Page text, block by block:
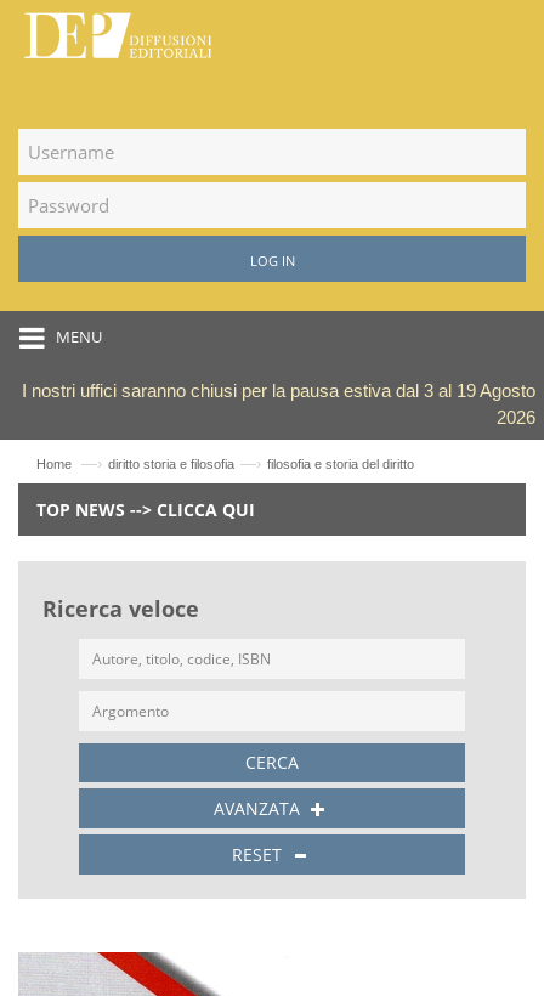
LOG IN
MENU
I nostri uffici saranno chiusi per la pausa estiva dal 3 al 19 Agosto
2026
Home —› diritto storia e filosofia —› filosofia e storia del diritto
TOP NEWS --> CLICCA QUI
Ricerca veloce
CERCA
AVANZATA
RESET